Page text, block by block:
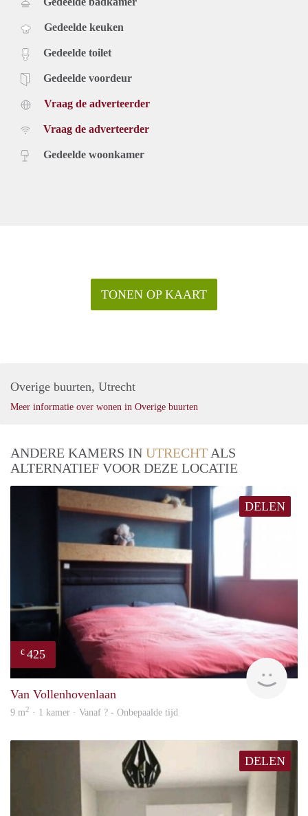
Gedeelde keuken
Gedeelde toilet
Gedeelde voordeur
Vraag de adverteerder
Vraag de adverteerder
Gedeelde woonkamer
TONEN OP KAART
Overige buurten, Utrecht
Meer informatie over wonen in Overige buurten
ANDERE KAMERS IN UTRECHT ALS
ALTERNATIEF VOOR DEZE LOCATIE
DELEN
€ 425
Van Vollenhovenlaan
9 m2 · 1 kamer · Vanaf ? - Onbepaalde tijd
DELEN